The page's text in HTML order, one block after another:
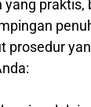
yang praktis,
prosedur